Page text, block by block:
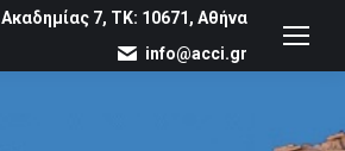
Ακαδημίας 7, ΤΚ: 10671, Αθήνα
info@acci.gr